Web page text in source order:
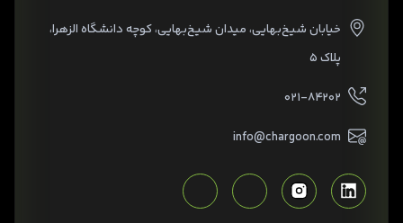
خیابان شیخ‌بهایی، میدان شیخ‌بهایی، کوچه دانشگاه الزهرا،
پلاک ۵
۰۲۱-۸۴۲۰۲
info@chargoon.com